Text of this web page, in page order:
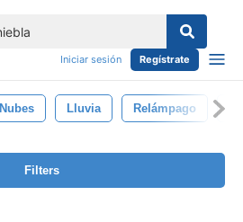
Iniciar sesión Regístrate
Nubes Lluvia Relámpago
Filters